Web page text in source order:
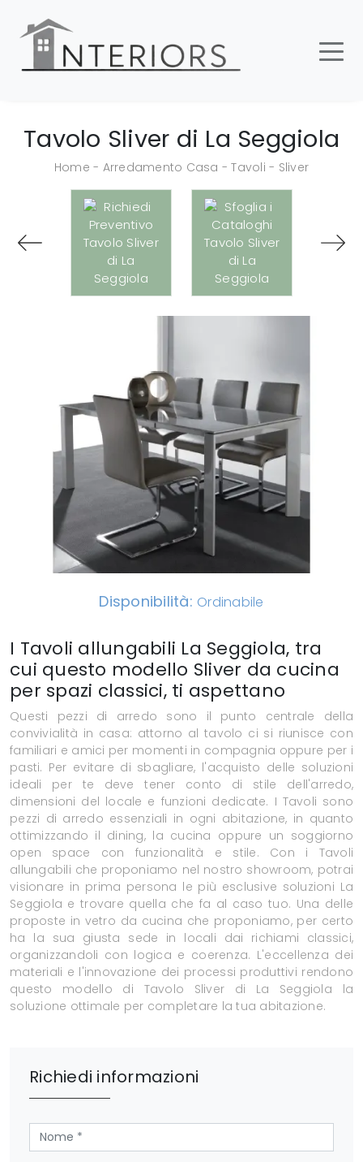
Tavolo Sliver di La Seggiola
Home - Arredamento Casa -Tavoli - Sliver
Disponibilità: Ordinabile
I Tavoli allungabili La Seggiola, tra
cui questo modello Sliver da cucina
per spazi classici, ti aspettano
Questi pezzi di arredo sono il punto centrale della
convivialità in casa: attorno al tavolo ci si riunisce con
familiari e amici per momenti in compagnia oppure per i
pasti. Per evitare di sbagliare, l'acquisto delle soluzioni
ideali per te deve tener conto di stile dell'arredo,
dimensioni del locale e funzioni dedicate. I Tavoli sono
pezzi di arredo essenziali in ogni abitazione, in quanto
ottimizzando il dining, la cucina oppure un soggiorno
open space con funzionalità e stile. Con i Tavoli
allungabili che proponiamo nel nostro showroom, potrai
visionare in prima persona le più esclusive soluzioni La
Seggiola e trovare quella che fa al caso tuo. Una delle
proposte in vetro da cucina che proponiamo, per certo
ha la sua giusta sede in locali dai richiami classici,
organizzandoli con logica e coerenza. L'eccellenza dei
materiali e l'innovazione dei processi produttivi rendono
questo modello di Tavolo Sliver di La Seggiola la
soluzione ottimale per completare la tua abitazione.
Richiedi informazioni